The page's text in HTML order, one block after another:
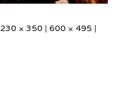
230 × 350 | 600 × 495 |